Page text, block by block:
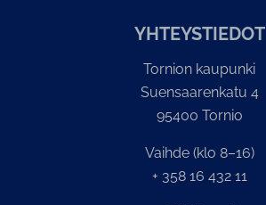
YH­TEYS­TIE­DOT
Tornion kaupunki
Suensaarenkatu 4
95400 Tornio
Vaihde (klo 8–16)
+ 358 16 432 11